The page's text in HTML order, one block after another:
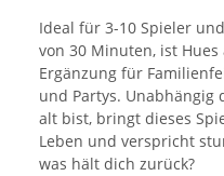
Ideal für 3-10 Spieler
von 30 Minuten, ist
Ergänzung für
und Partys. Unabhängig
alt bist, bringt dieses
Leben und verspricht
was hält dich zurück?